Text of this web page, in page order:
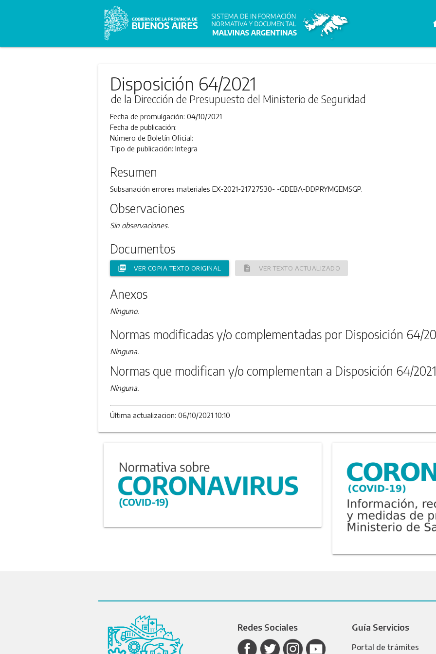
Disposición 64/2021
de la Dirección de Presupuesto del Ministerio de Seguridad
Fecha de promulgación: 04/10/2021
Fecha de publicación:
Número de Boletín Oficial:
Tipo de publicación: Integra
Resumen
Subsanación errores materiales EX-2021-21727530- -GDEBA-DDPRYMGEMSGP.
Observaciones
Sin observaciones.
Documentos
picture_as_pdf VER COPIA TEXTO ORIGINAL description VER TEXTO ACTUALIZADO
Anexos
Ninguno.
Normas modificadas y/o complementadas por Disposición 64/
Ninguna.
Normas que modifican y/o complementan a Disposición 64/2021
Ninguna.
Última actualizacion: 06/10/2021 10:10
Redes Sociales Guía Servicios
Portal de trámites